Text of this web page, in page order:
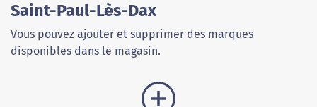
Saint-Paul-Lès-Dax
Vous pouvez ajouter et supprimer des marques
disponibles dans le magasin.